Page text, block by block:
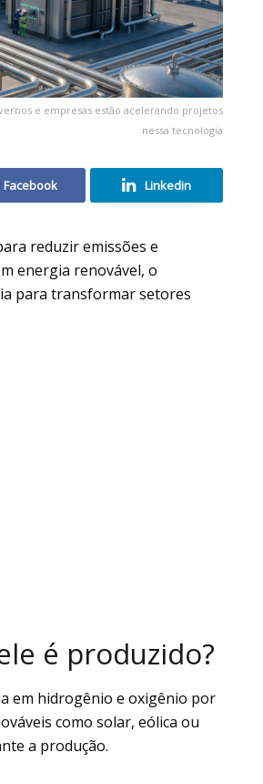
e empresas estão acelerando projetos
nessa tecnologia
Facebook Linkedin
reduzir emissões e
energia renovável, o
para transformar setores
é produzido?
em hidrogênio e oxigênio por
como solar, eólica ou
a produção.